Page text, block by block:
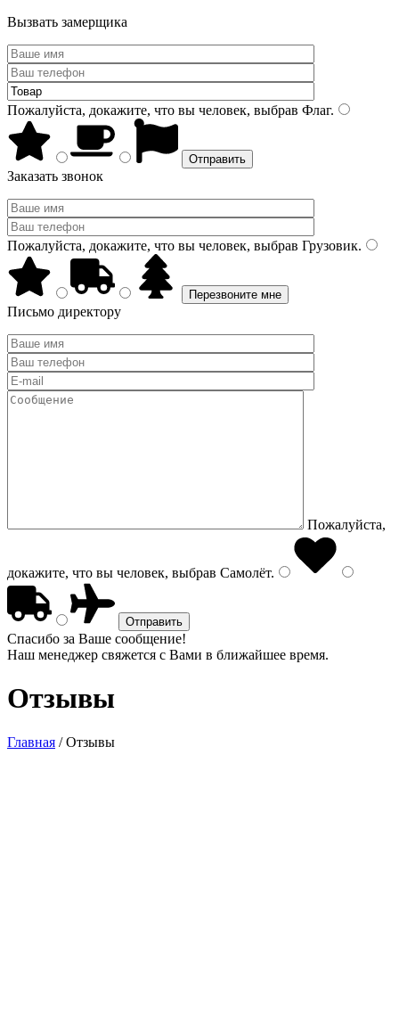
Вызвать замерщика
Пожалуйста, докажите, что вы человек, выбрав Флаг.
Заказать звонок
Пожалуйста, докажите, что вы человек, выбрав Грузовик.
Письмо директору
Пожалуйста,
докажите, что вы человек, выбрав Самолёт.
Спасибо за Ваше сообщение!
Наш менеджер свяжется с Вами в ближайшее время.
Отзывы
Главная /Отзывы